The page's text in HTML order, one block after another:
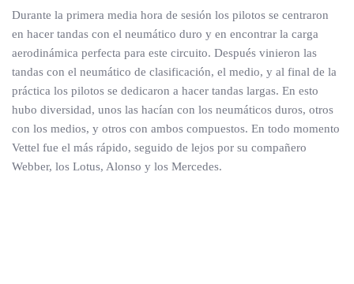
Durante la primera media hora de sesión los pilotos se centraron
en hacer tandas con el neumático duro y en encontrar la carga
aerodinámica perfecta para este circuito. Después vinieron las
tandas con el neumático de clasificación, el medio, y al final de la
práctica los pilotos se dedicaron a hacer tandas largas. En esto
hubo diversidad, unos las hacían con los neumáticos duros, otros
con los medios, y otros con ambos compuestos. En todo momento
Vettel fue el más rápido, seguido de lejos por su compañero
Webber, los Lotus, Alonso y los Mercedes.